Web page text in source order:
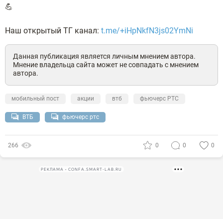
💪
Наш открытый ТГ канал: t.me/+iHpNkfN3js02YmNi
Данная публикация является личным мнением автора.
Мнение владельца сайта может не совпадать с мнением
автора.
мобильный пост акции втб фьючерс РТС
ВТБ фьючерс ртс
266 0 0 0
РЕКЛАМА • CONFA.SMART-LAB.RU